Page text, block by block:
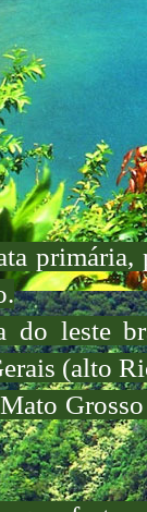
primária,
leste
(alto